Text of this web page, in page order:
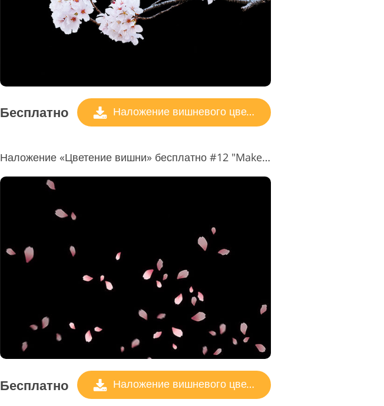
Бесплатно Наложение вишневого цвета
Наложение «Цветение вишни» бесплатно #12 "Make a Memory"
Бесплатно Наложение вишневого цвета